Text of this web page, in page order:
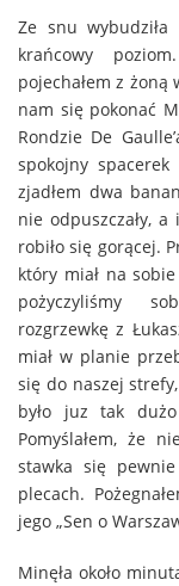
Ze snu wybudziła
krańcowy
pojechałem z
nam się pokonać
Rondzie De
spokojny
zjadłem dwa
nie odpuszczały,
robiło się gorącej.
który miał na
pożyczyliśmy
rozgrzewkę z
miał w planie
się do naszej
było juz tak
Pomyślałem, że
stawka się
plecach.
jego „Sen o
Minęła około